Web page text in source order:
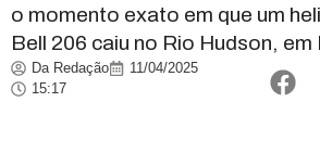
o momento exato em que um
Bell 206 caiu no Rio Hudson, em
Da Redação
11/04/2025
15:17